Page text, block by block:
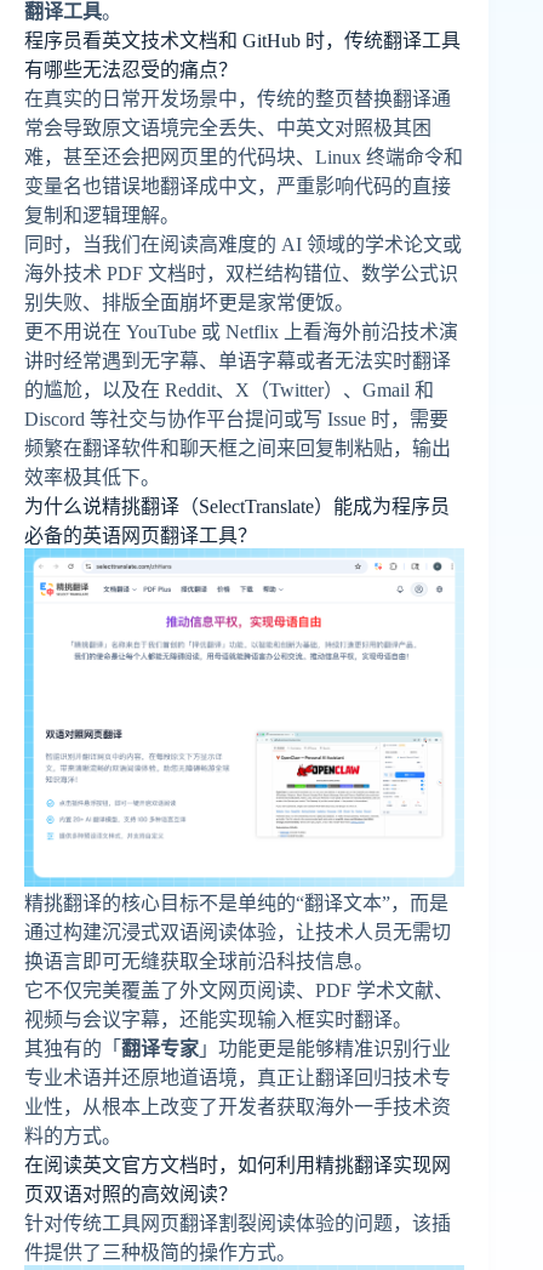
翻译工具。
程序员看英文技术文档和 GitHub 时，传统翻译工具
有哪些无法忍受的痛点？
在真实的日常开发场景中，传统的整页替换翻译通
常会导致原文语境完全丢失、中英文对照极其困
难，甚至还会把网页里的代码块、Linux 终端命令和
变量名也错误地翻译成中文，严重影响代码的直接
复制和逻辑理解。
同时，当我们在阅读高难度的 AI 领域的学术论文或
海外技术 PDF 文档时，双栏结构错位、数学公式识
别失败、排版全面崩坏更是家常便饭。
更不用说在 YouTube 或 Netflix 上看海外前沿技术演
讲时经常遇到无字幕、单语字幕或者无法实时翻译
的尴尬，以及在 Reddit、X（Twitter）、Gmail 和
Discord 等社交与协作平台提问或写 Issue 时，需要
频繁在翻译软件和聊天框之间来回复制粘贴，输出
效率极其低下。
为什么说精挑翻译（SelectTranslate）能成为程序员
必备的英语网页翻译工具？
精挑翻译的核心目标不是单纯的“翻译文本”，而是
通过构建沉浸式双语阅读体验，让技术人员无需切
换语言即可无缝获取全球前沿科技信息。
它不仅完美覆盖了外文网页阅读、PDF 学术文献、
视频与会议字幕，还能实现输入框实时翻译。
其独有的「 翻译专家 」功能更是能够精准识别行业
专业术语并还原地道语境，真正让翻译回归技术专
业性，从根本上改变了开发者获取海外一手技术资
料的方式。
在阅读英文官方文档时，如何利用精挑翻译实现网
页双语对照的高效阅读？
针对传统工具网页翻译割裂阅读体验的问题，该插
件提供了三种极简的操作方式。